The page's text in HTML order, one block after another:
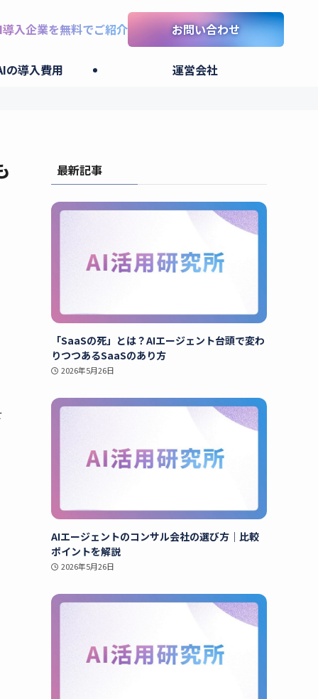
の導入費用 運営会社
入企業を無料でご紹介 お問い合わせ
最新記事
「SaaSの死」とは？AIエージェント台頭で変わ
りつつあるSaaSのあり方
2026年5月26日
AIエージェントのコンサル会社の選び方｜比較
ポイントを解説
2026年5月26日